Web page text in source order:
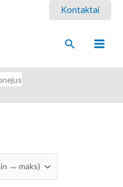
Kontaktai
Paieška